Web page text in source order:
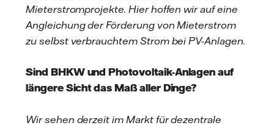
Mieterstromprojekte. Hier hoffen wir auf eine
Angleichung der Förderung von Mieterstrom
zu selbst verbrauchtem Strom bei PV-Anlagen.
Sind BHKW und Photovoltaik-Anlagen auf
längere Sicht das Maß aller Dinge?
Wir sehen derzeit im Markt für dezentrale